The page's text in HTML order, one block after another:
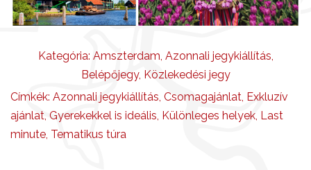
Kategória: Amszterdam, Azonnali jegykiállítás,
Belépőjegy, Közlekedési jegy
Címkék: Azonnali jegykiállítás, Csomagajánlat, Exkluzív
ajánlat, Gyerekekkel is ideális, Különleges helyek, Last
minute, Tematikus túra